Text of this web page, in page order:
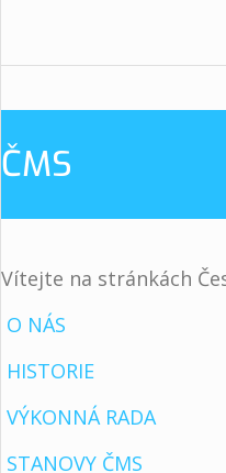
ČMS
Vítejte na stránkách
O NÁS
HISTORIE
VÝKONNÁ RADA
STANOVY ČMS